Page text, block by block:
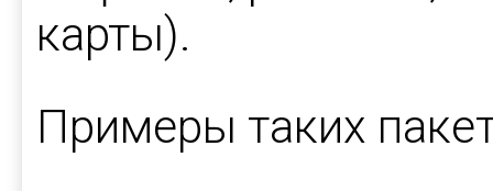
карты).
Примеры таких